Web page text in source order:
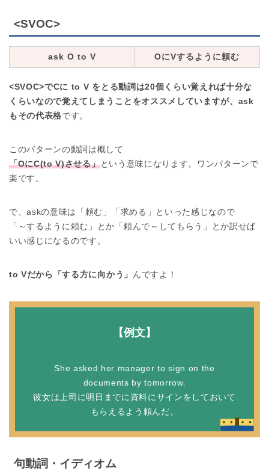
<SVOC>
ask O to V OにVするように頼む
<SVOC>でCに to V をとる動詞は20個くらい覚えれば十分な
くらいなので覚えてしまうことをオススメしていますが、ask
もその代表格です。
このパターンの動詞は概して
「OにC(to V)させる」という意味になります。ワンパターンで
楽です。
で、askの意味は「頼む」「求める」といった感じなので
「～するように頼む」とか「頼んで～してもらう」とか訳せば
いい感じになるのです。
to Vだから「する方に向かう」 んですよ！
【例文】
She asked her manager to sign on the
documents by tomorrow.
彼女は上司に明日までに資料にサインをしておいて
もらえるよう頼んだ。
句動詞・イディオム